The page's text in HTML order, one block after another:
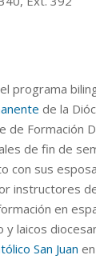
programa
de la
de Formación
de fin de
con sus
instructores
en
laicos
San Juan